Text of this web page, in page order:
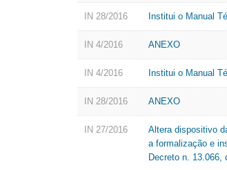
IN 28/2016 Institui o Manual
IN 4/2016 ANEXO
IN 4/2016 Institui o Manual
IN 28/2016 ANEXO
IN 27/2016
Altera dispositivo
a formalização e
Decreto n. 13.066,